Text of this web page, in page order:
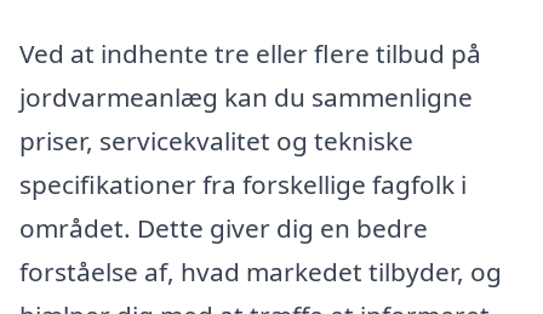
Ved at indhente tre eller flere tilbud på
jordvarmeanlæg kan du sammenligne
priser, servicekvalitet og tekniske
specifikationer fra forskellige fagfolk i
området. Dette giver dig en bedre
forståelse af, hvad markedet tilbyder, og